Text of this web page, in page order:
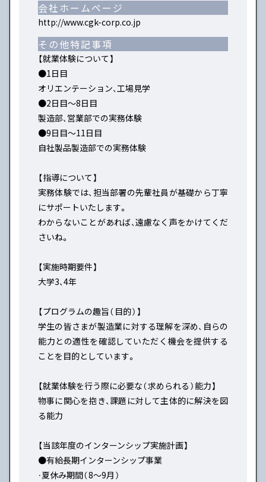
会社 ホームページ
http://www.cgk-corp.co.jp
その他特記事項
【就業体験について】
●1日目
オリエンテーション、工場見学
●2日目～8日目
製造部、営業部での実務体験
●9日目～11日目
自社製品製造部での実務体験
【指導について】
実務体験では、担当部署の先輩社員が基礎から丁寧
にサポートいたします。
わからないことがあれば、遠慮なく声をかけてくだ
さいね。
【実施時期要件】
大学3、4年
【プログラムの趣旨（目的）】
学生の皆さまが製造業に対する理解を深め、自らの
能力との適性を確認していただく機会を提供する
ことを目的としています。
【就業体験を行う際に必要な（求められる）能力】
物事に関心を抱き、課題に対して主体的に解決を図
る能力
【当該年度のインターンシップ実施計画】
●有給長期インターンシップ事業
・夏休み期間（8～9月）